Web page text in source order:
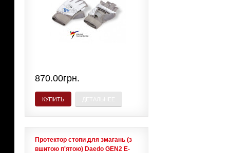
870.00грн.
КУПИТЬ
Протектор стопи для змагань (з
вшитою п'ятою) Daedo GEN2 E-